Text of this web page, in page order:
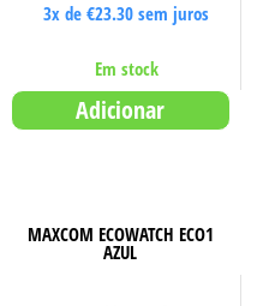
3x de€23.30 sem juros
Em stock
Adicionar
MAXCOM ECOWATCH ECO1
AZUL